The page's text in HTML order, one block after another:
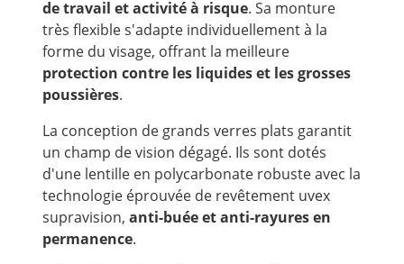
de travail et activité à risque. Sa monture
très flexible s'adapte individuellement à la
forme du visage, offrant la meilleure
protection contre les liquides et les grosses
poussières.
La conception de grands verres plats garantit
un champ de vision dégagé. Ils sont dotés
d'une lentille en polycarbonate robuste avec la
technologie éprouvée de revêtement uvex
supravision,anti-buée et anti-rayures en
permanence.